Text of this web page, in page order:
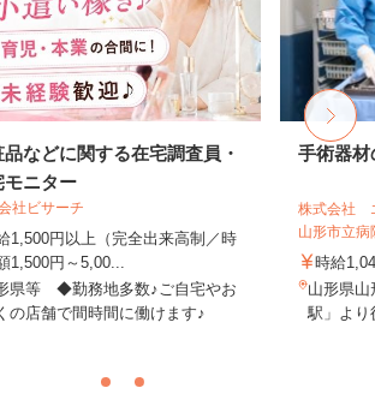
品などに関する在宅調査員・
モニター
社ビサーチ
1,500円以上（完全出来高制／時
1,500円～5,00...
県等 ◆勤務地多数♪ご自宅やお
の店舗で間時間に働けます♪
手術器材
株式会社
山形市立病
時給
山形県山
駅」より